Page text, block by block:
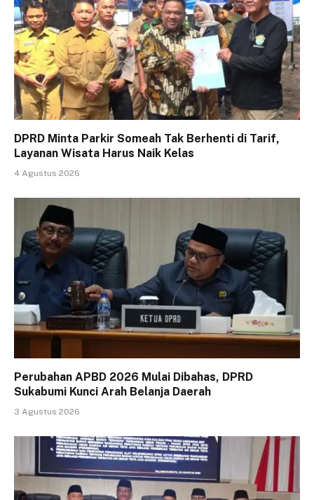
DPRD Minta Parkir Someah Tak Berhenti di Tarif,
Layanan Wisata Harus Naik Kelas
4 Agustus 2026
Perubahan APBD 2026 Mulai Dibahas, DPRD
Sukabumi Kunci Arah Belanja Daerah
3 Agustus 2026